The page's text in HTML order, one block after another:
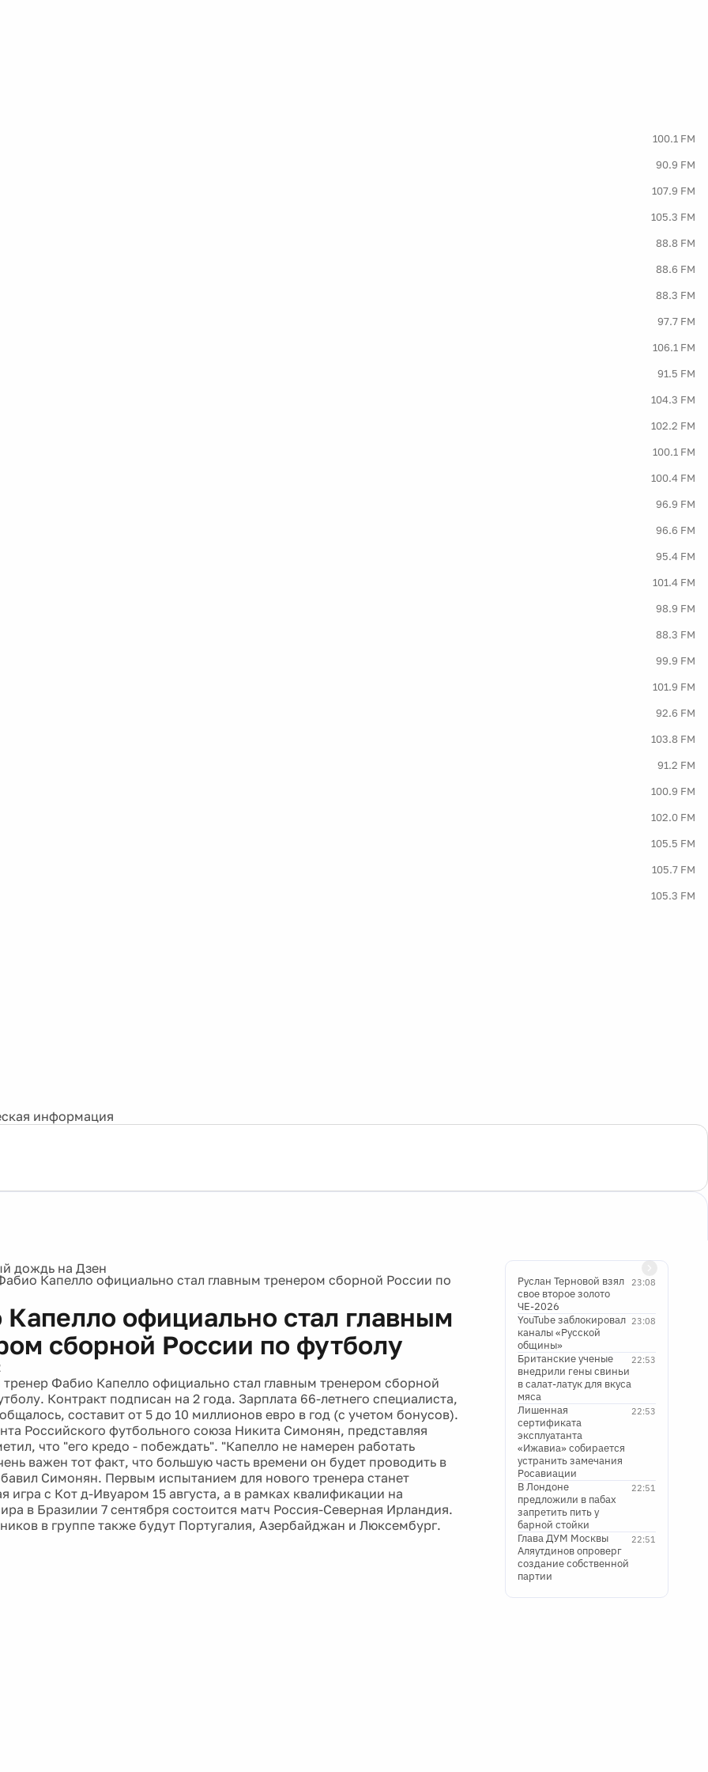
100.1 FM
90.9 FM
107.9 FM
105.3 FM
88.8 FM
88.6 FM
88.3 FM
97.7 FM
106.1 FM
91.5 FM
104.3 FM
102.2 FM
100.1 FM
100.4 FM
96.9 FM
96.6 FM
95.4 FM
101.4 FM
98.9 FM
88.3 FM
99.9 FM
101.9 FM
92.6 FM
103.8 FM
91.2 FM
100.9 FM
102.0 FM
105.5 FM
105.7 FM
105.3 FM
информация
Капелло официально стал главным тренером сборной России по
официально стал главным
сборной России по футболу
тренер Фабио Капелло официально стал главным тренером сборной
Контракт подписан на 2 года. Зарплата 66-летнего специалиста,
составит от 5 до 10 миллионов евро в год (с учетом бонусов).
Российского футбольного союза Никита Симонян, представляя
что "его кредо - побеждать". "Капелло не намерен работать
важен тот факт, что большую часть времени он будет проводить в
Симонян. Первым испытанием для нового тренера станет
игра с Кот д-Ивуаром 15 августа, а в рамках квалификации на
в Бразилии 7 сентября состоится матч Россия-Северная Ирландия.
в группе также будут Португалия, Азербайджан и Люксембург.
23:08
Руслан Терновой взял
свое второе золото
ЧЕ-2026
23:08
YouTube заблокировал
каналы «Русской
общины»
22:53
Британские ученые
внедрили гены свиньи
в салат-латук для вкуса
мяса
22:53
Лишенная
сертификата
эксплуатанта
«Ижавиа» собирается
устранить замечания
Росавиации
22:51
В Лондоне
предложили в пабах
запретить пить у
барной стойки
22:51
Глава ДУМ Москвы
Аляутдинов опроверг
создание собственной
партии